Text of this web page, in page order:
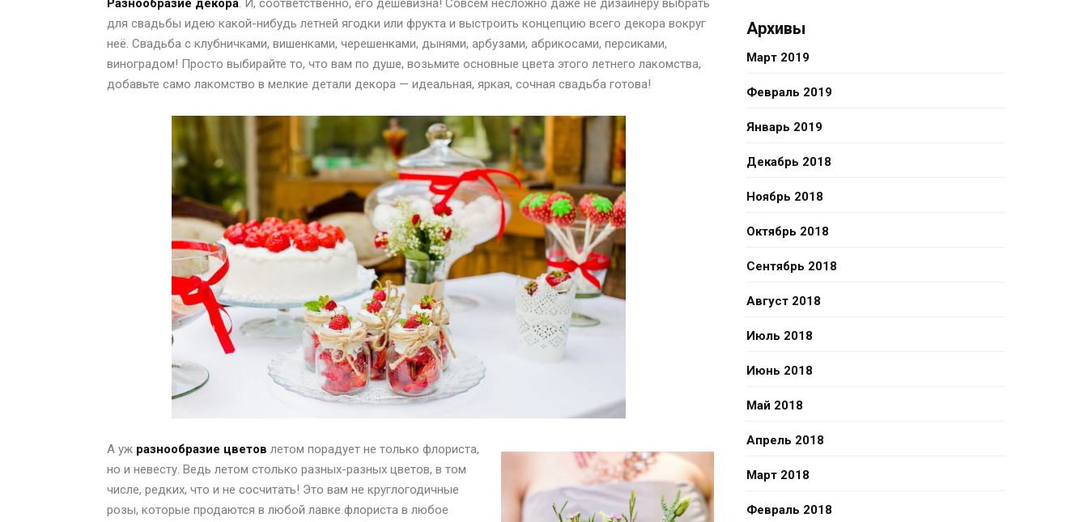
Разнообразие декора. И, соответственно, его дешевизна! Совсем несложно даже не дизайнеру выбрать
для свадьбы идею какой-нибудь летней ягодки или фрукта и выстроить концепцию всего декора вокруг
неё. Свадьба с клубничками, вишенками, черешенками, дынями, арбузами, абрикосами, персиками,
виноградом! Просто выбирайте то, что вам по душе, возьмите основные цвета этого летнего лакомства,
добавьте само лакомство в мелкие детали декора — идеальная, яркая, сочная свадьба готова!
А уж разнообразие цветов летом порадует не только флориста,
но и невесту. Ведь летом столько разных-разных цветов, в том
числе, редких, что и не сосчитать! Это вам не круглогодичные
розы, которые продаются в любой лавке флориста в любое
Архивы
Март 2019
Февраль 2019
Январь 2019
Декабрь 2018
Ноябрь 2018
Октябрь 2018
Сентябрь 2018
Август 2018
Июль 2018
Июнь 2018
Май 2018
Апрель 2018
Март 2018
Февраль 2018